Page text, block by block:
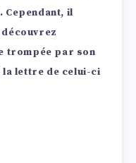
Cependant, il
trompée par son
la lettre de celui-ci